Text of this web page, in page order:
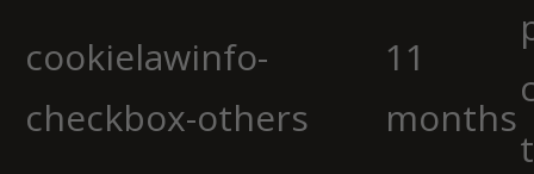
cookielawinfo-
checkbox-others
11
months